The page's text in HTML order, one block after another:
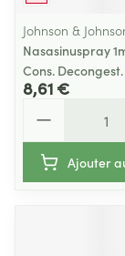
Johnson &
Nasasinuspray
Cons. Decongest.
8,61 €
Ajouter